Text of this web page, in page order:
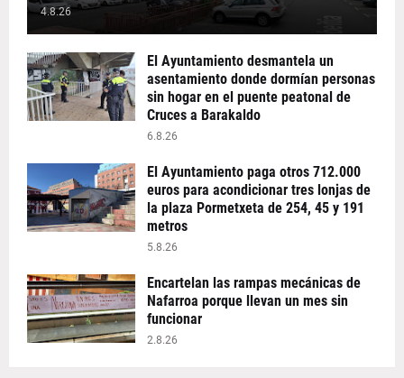
4.8.26
El Ayuntamiento desmantela un
asentamiento donde dormían personas
sin hogar en el puente peatonal de
Cruces a Barakaldo
6.8.26
El Ayuntamiento paga otros 712.000
euros para acondicionar tres lonjas de
la plaza Pormetxeta de 254, 45 y 191
metros
5.8.26
Encartelan las rampas mecánicas de
Nafarroa porque llevan un mes sin
funcionar
2.8.26